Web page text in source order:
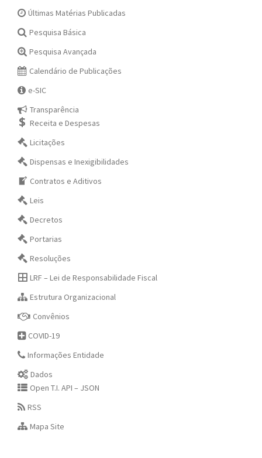
Últimas Matérias Publicadas
Pesquisa Básica
Pesquisa Avançada
Calendário de Publicações
e-SIC
Transparência
Receita e Despesas
Licitações
Dispensas e Inexigibilidades
Contratos e Aditivos
Leis
Decretos
Portarias
Resoluções
LRF – Lei de Responsabilidade Fiscal
Estrutura Organizacional
Convênios
COVID-19
Informações Entidade
Dados
Open T.I. API – JSON
RSS
Mapa Site